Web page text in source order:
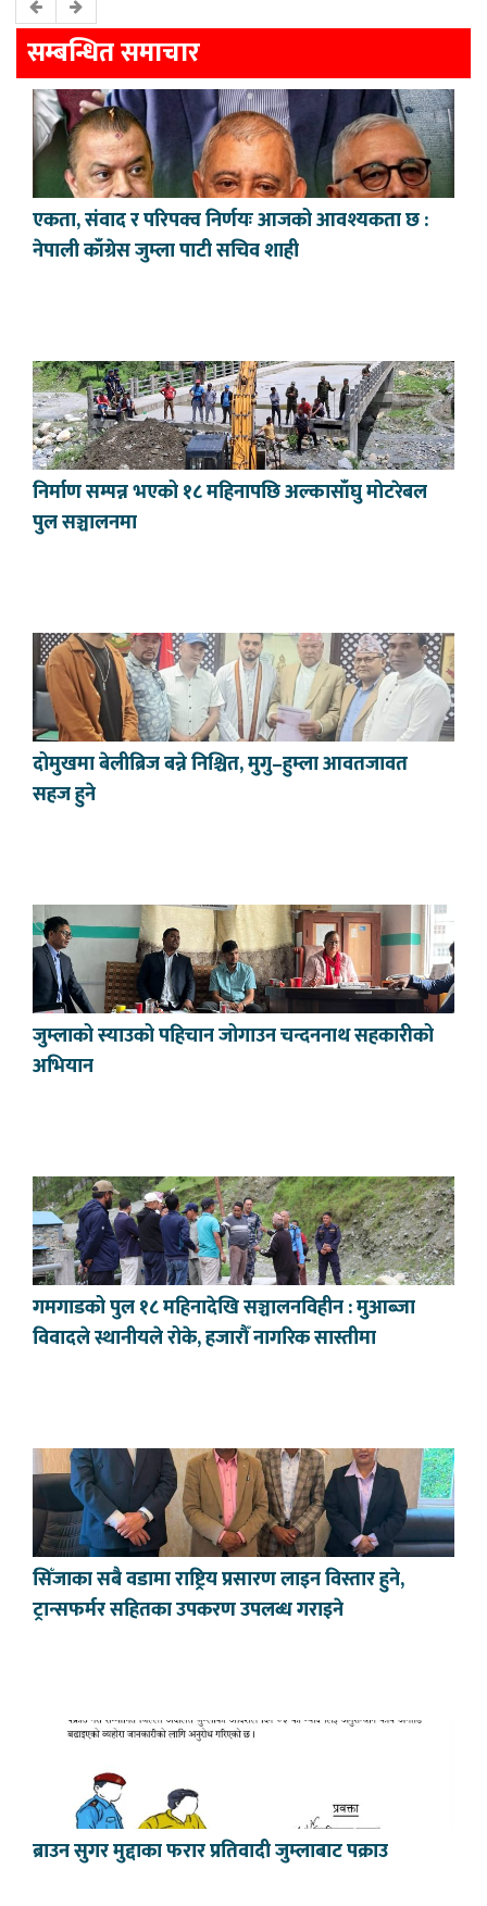
सम्बन्धित समाचार
एकता, संवाद र परिपक्व निर्णयः आजको आवश्यकता छ :
नेपाली काँग्रेस जुम्ला पाटी सचिव शाही
निर्माण सम्पन्न भएको १८ महिनापछि अल्कासाँघु मोटरेबल
पुल सञ्चालनमा
दोमुखमा बेलीब्रिज बन्ने निश्चित, मुगु–हुम्ला आवतजावत
सहज हुने
जुम्लाको स्याउको पहिचान जोगाउन चन्दननाथ सहकारीको
अभियान
गमगाडको पुल १८ महिनादेखि सञ्चालनविहीन : मुआब्जा
विवादले स्थानीयले रोके, हजारौँ नागरिक सास्तीमा
सिँजाका सबै वडामा राष्ट्रिय प्रसारण लाइन विस्तार हुने,
ट्रान्सफर्मर सहितका उपकरण उपलब्ध गराइने
ब्राउन सुगर मुद्दाका फरार प्रतिवादी जुम्लाबाट पक्राउ